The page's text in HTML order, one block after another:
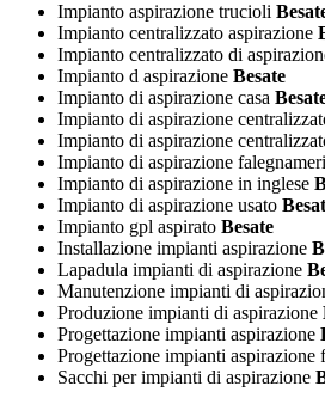
Impianto aspirazione trucioli
Impianto centralizzato aspirazione
Impianto centralizzato di
Impianto d aspirazione Besate
Impianto di aspirazione casa
Impianto di aspirazione
Impianto di aspirazione
Impianto di aspirazione
Impianto di aspirazione in inglese
Impianto di aspirazione usato
Impianto gpl aspirato Besate
Installazione impianti aspirazione
Lapadula impianti di aspirazione
Manutenzione impianti di
Produzione impianti di aspirazione
Progettazione impianti aspirazione
Progettazione impianti aspirazione
Sacchi per impianti di aspirazione